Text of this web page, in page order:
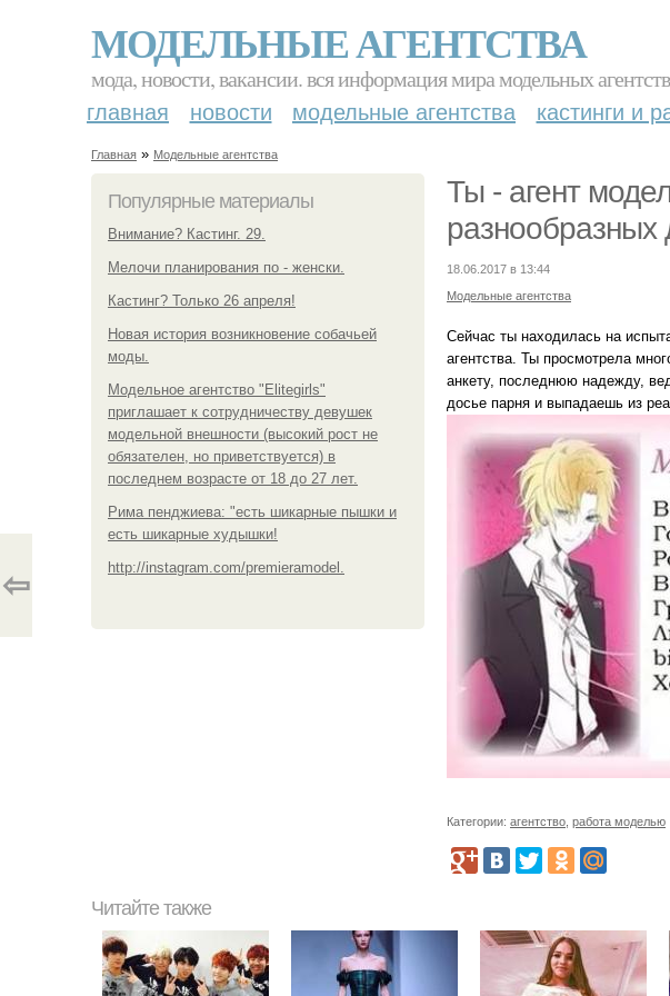
МОДЕЛЬНЫЕ АГЕНТСТВА
мода, новости, вакансии. вся информация мира модельных агентств
главная новости модельные агентства кастинги и
Главная » Модельные агентства
Популярные материалы
Внимание? Кастинг. 29.
Мелочи планирования по - женски.
Кастинг? Только 26 апреля!
Новая история возникновение собачьей
моды.
Модельное агентство "Elitegirls"
приглашает к сотрудничеству девушек
модельной внешности (высокий рост не
обязателен, но приветствуется) в
последнем возрасте от 18 до 27 лет.
Рима пенджиева: "есть шикарные пышки и
есть шикарные худышки!
http://instagram.com/premieramodel.
Ты - агент
разнообразных
18.06.2017 в 13:44
Модельные агентства
Сейчас ты находилась на
агентства. Ты просмотрела
анкету, последнюю надежду,
досье парня и выпадаешь из
Категории: агентство работа моделью
⇦
Читайте также